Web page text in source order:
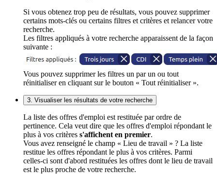
Si vous obtenez trop peu de résultats, vous pouvez supprimer
certains mots-clés ou certains filtres et critères et relancer votre
recherche.
Les filtres appliqués à votre recherche apparaissent de la façon
suivante :
Vous pouvez supprimer les filtres un par un ou tout
réinitialiser en cliquant sur le bouton « Tout réinitialiser ».
3. Visualiser les résultats de votre recherche
La liste des offres d'emploi est restituée par ordre de
pertinence. Cela veut dire que les offres d'emploi répondant le
plus à vos critères s'affichent en premier.
Vous avez renseigné le champ « Lieu de travail » ? La liste
restitue les offres répondant le plus à vos critères. Parmi
celles-ci sont d'abord restituées les offres dont le lieu de travail
est le plus proche de votre recherche.